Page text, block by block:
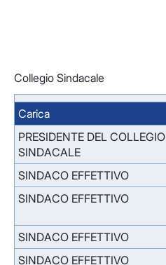
Collegio Sindacale
Carica
PRESIDENTE DEL COLLEGIO
SINDACALE
SINDACO EFFETTIVO
SINDACO EFFETTIVO
SINDACO EFFETTIVO
SINDACO EFFETTIVO